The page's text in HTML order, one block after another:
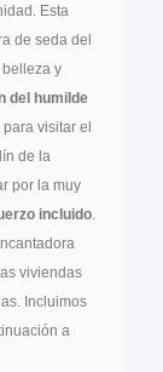
Esta
de seda del
y
del humilde
visitar el
de la
por la muy
incluido
viviendas
Incluimos
a